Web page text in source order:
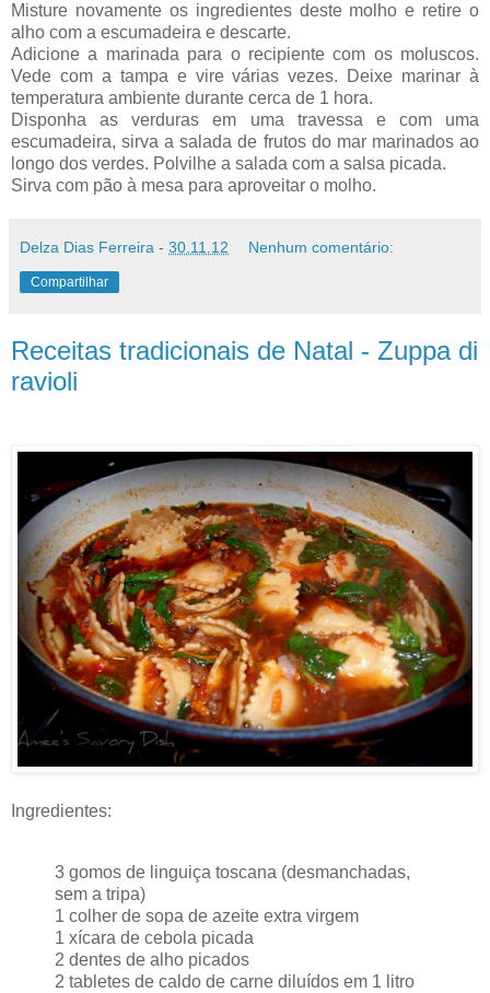
Misture novamente os ingredientes deste molho e retire o
alho com a escumadeira e descarte.
Adicione a marinada para o recipiente com os moluscos.
Vede com a tampa e vire várias vezes. Deixe marinar à
temperatura ambiente durante cerca de 1 hora.
Disponha as verduras em uma travessa e com uma
escumadeira, sirva a salada de frutos do mar marinados ao
longo dos verdes. Polvilhe a salada com a salsa picada.
Sirva com pão à mesa para aproveitar o molho.
Delza Dias Ferreira - 30.11.12 Nenhum comentário:
Compartilhar
Receitas tradicionais de Natal - Zuppa di
ravioli
Ingredientes:
3 gomos de linguiça toscana (desmanchadas,
sem a tripa)
1 colher de sopa de azeite extra virgem
1 xícara de cebola picada
2 dentes de alho picados
2 tabletes de caldo de carne diluídos em 1 litro